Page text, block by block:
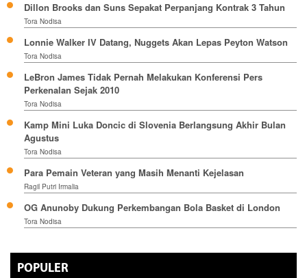
Dillon Brooks dan Suns Sepakat Perpanjang Kontrak 3 Tahun
Tora Nodisa
Lonnie Walker IV Datang, Nuggets Akan Lepas Peyton Watson
Tora Nodisa
LeBron James Tidak Pernah Melakukan Konferensi Pers
Perkenalan Sejak 2010
Tora Nodisa
Kamp Mini Luka Doncic di Slovenia Berlangsung Akhir Bulan
Agustus
Tora Nodisa
Para Pemain Veteran yang Masih Menanti Kejelasan
Ragil Putri Irmalia
OG Anunoby Dukung Perkembangan Bola Basket di London
Tora Nodisa
POPULER